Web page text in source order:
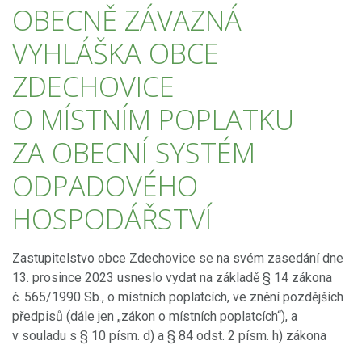
OBECNĚ ZÁVAZNÁ
VYHLÁŠKA OBCE
ZDECHOVICE
O MÍSTNÍM POPLATKU
ZA OBECNÍ SYSTÉM
ODPADOVÉHO
HOSPODÁŘSTVÍ
Zastupitelstvo obce Zdechovice se na svém zasedání dne
13. prosince 2023 usneslo vydat na základě § 14 zákona
č. 565/1990 Sb., o místních poplatcích, ve znění pozdějších
předpisů (dále jen „zákon o místních poplatcích“), a
v souladu s § 10 písm. d) a § 84 odst. 2 písm. h) zákona